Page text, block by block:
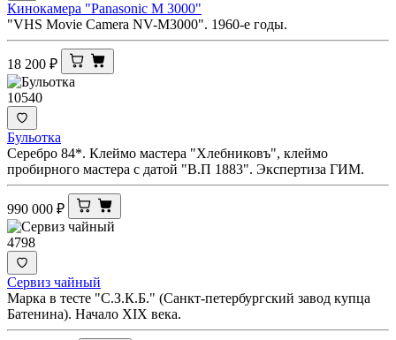
Кинокамера "Panasonic M 3000"
"VHS Movie Camera NV-M3000". 1960-е годы.
18 200 ₽
10540
Бульотка
Серебро 84*. Клеймо мастера "Хлебниковъ", клеймо
пробирного мастера с датой "В.П 1883". Экспертиза ГИМ.
990 000 ₽
4798
Сервиз чайный
Марка в тесте "С.З.К.Б." (Санкт-петербургский завод купца
Батенина). Начало XIX века.